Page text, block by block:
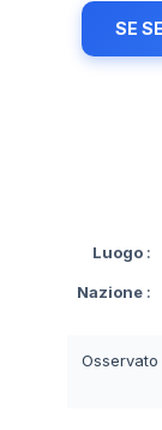
SE
Luogo :
Nazione :